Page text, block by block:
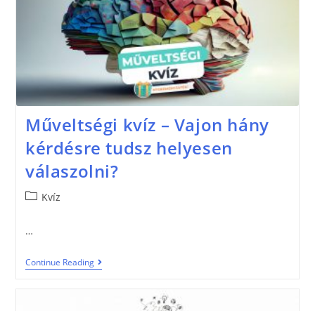
Műveltségi kvíz – Vajon hány
kérdésre tudsz helyesen
válaszolni?
Kvíz
…
Continue Reading